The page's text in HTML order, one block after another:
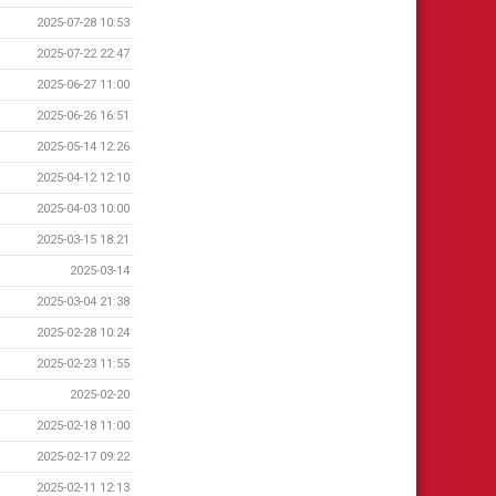
2025-07-28 10:53
2025-07-22 22:47
2025-06-27 11:00
2025-06-26 16:51
2025-05-14 12:26
2025-04-12 12:10
2025-04-03 10:00
2025-03-15 18:21
2025-03-14
2025-03-04 21:38
2025-02-28 10:24
2025-02-23 11:55
2025-02-20
2025-02-18 11:00
2025-02-17 09:22
2025-02-11 12:13